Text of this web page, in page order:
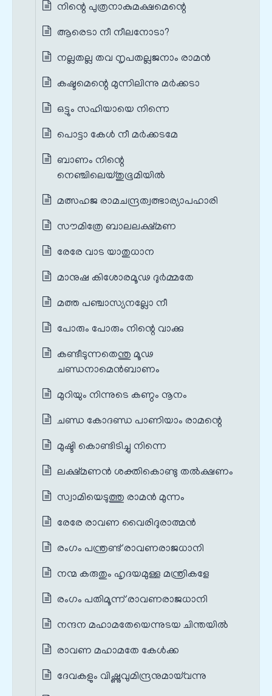
നിന്റെ പുത്രനാകുമക്ഷമെന്റെ
ആരെടാ നീ നീലനോടാ?
നല്ലതല്ല തവ നൃപതല്ലജനാം രാമന്‍
കഷ്ടമെന്റെ മുന്നിലിന്നു മര്‍ക്കടാ
ഒട്ടും സഹിയായെ നിന്നെ
പൊട്ടാ കേൾ നീ മര്‍ക്കടമേ
ബാണം നിന്റെ
നെഞ്ചിലെയ്തുഭൂമിയില്‍
മത്സഹജ രാമചന്ദ്രത്വത്ഭാര്യാപഹാരി
സൗമിത്രേ ബാലലക്ഷ്മണ
രേരേ വാട യാതുധാന
മാനുഷ കിശോരമൂഢ ദുര്‍മ്മതേ
മത്ത പഞ്ചാസ്യനല്ലോ നീ
പോരും പോരും നിന്റെ വാക്കു
കണ്ടീടുന്നതെന്തു മൂഢ
ചണ്ഡനാമെന്‍ബാണം
മുറിയും നിന്നുടെ കണ്ഠം നൂനം
ചണ്ഡ കോദണ്ഡ പാണിയാം രാമന്റെ
മുഷ്ടി കൊണ്ടിടിച്ചു നിന്നെ
ലക്ഷ്മണൻ ശക്തികൊണ്ടു തൽക്ഷണം
സ്വാമിയെടുത്തു രാമൻ മുന്നം
രേരേ രാവണ വൈരിദുരാത്മൻ
രംഗം പന്ത്രണ്ട് രാവണരാജധാനി
നന്മ കരുതും ഹൃദയമുള്ള മന്ത്രികളേ
രംഗം പതിമൂന്ന് രാവണരാജധാനി
നന്ദന മഹാമതേയെന്നുടയ ചിന്തയിൽ
രാവണ മഹാമതേ കേൾക്ക
ദേവകളും വിഷ്ണുവുമിന്ദ്രനുമായ്‌വന്നു